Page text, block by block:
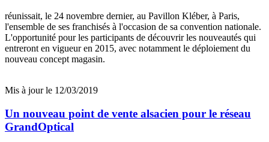
réunissait, le 24 novembre dernier, au Pavillon Kléber, à Paris,
l'ensemble de ses franchisés à l'occasion de sa convention nationale.
L'opportunité pour les participants de découvrir les nouveautés qui
entreront en vigueur en 2015, avec notamment le déploiement du
nouveau concept magasin.
Mis à jour le 12/03/2019
Un nouveau point de vente alsacien pour le réseau
GrandOptical